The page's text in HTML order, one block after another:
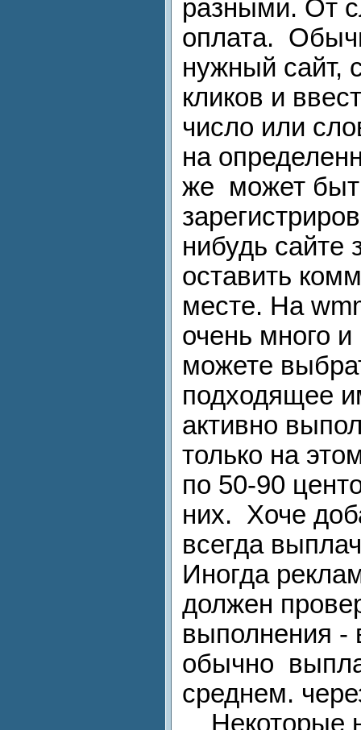
разными. От
оплата.
нужный сайт,
кликов и
число или
на
же может
нибудь сайте
оставить
месте. На
очень много
можете
подходящее
активно
только на
по 50-90
них. Хоче
всегда
Иногда
должен
выполнения -
обычно
среднем.
Некоторые